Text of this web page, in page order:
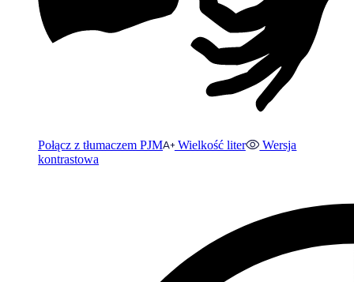
Połącz z tłumaczem PJM Wielkość liter
Wersja
kontrastowa